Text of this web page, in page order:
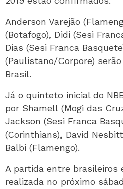
Anderson Varejão
(Botafogo), Didi (Sesi
Dias (Sesi Franca
(Paulistano/Corpore)
Brasil.
Já o quinteto inicial do
por Shamell (Mogi das
Jackson (Sesi Franca
(Corinthians), David
Balbi (Flamengo).
A partida entre brasileiros
realizada no próximo